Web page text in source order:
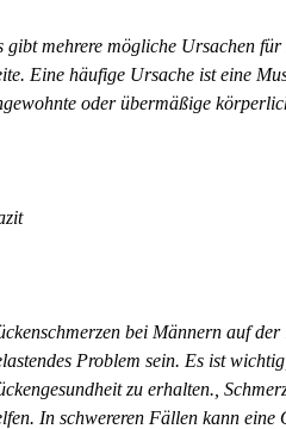
gibt mehrere mögliche Ursachen
Eine häufige Ursache ist eine
oder übermäßige
bei Männern auf
Problem sein. Es ist
zu erhalten.,
In schwereren Fällen kann eine